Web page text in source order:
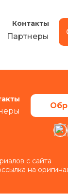
Контакты
Партнеры
с сайта
на